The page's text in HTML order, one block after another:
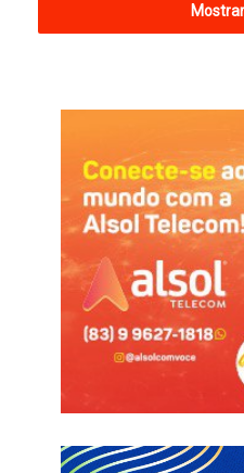
A imprensa entrou em contato
da Borborema, que confirmou
pelo jogador. A negociação
desfecho em breve.
Pelo Treze, Rafael Castro,
25 vezes, marcou dois gols e,
clube no Campeonato
Brasil e Série D do Brasileiro.
Informações com Globo
Rafael Castro